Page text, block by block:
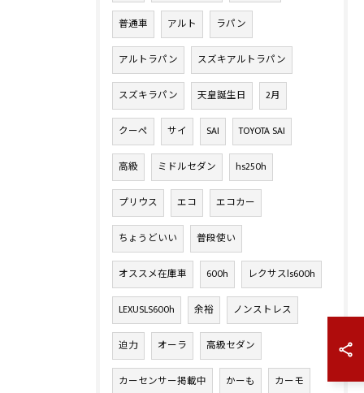
普通車 アルト ラパン
アルトラパン スズキアルトラパン
スズキラパン 天皇誕生日 2月
クーペ サイ SAI TOYOTA SAI
高級 ミドルセダン hs250h
プリウス エコ エコカー
ちょうどいい 普段使い
オススメ在庫車 600h レクサスls600h
LEXUSLS600h 余裕 ノンストレス
迫力 オーラ 高級セダン
カーセンサー掲載中 かーも カーモ